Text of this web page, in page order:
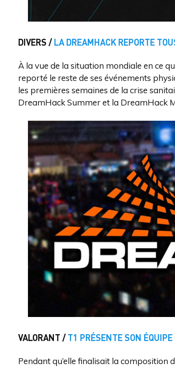
DIVERS / LA DREAMHACK REPORTE
À la vue de la situation mondiale en ce
reporté le reste de ses événements
les premières semaines de la crise
DreamHack Summer et la DreamHack
VALORANT / T1 PRÉSENTE SON
Pendant qu’elle finalisait la composition